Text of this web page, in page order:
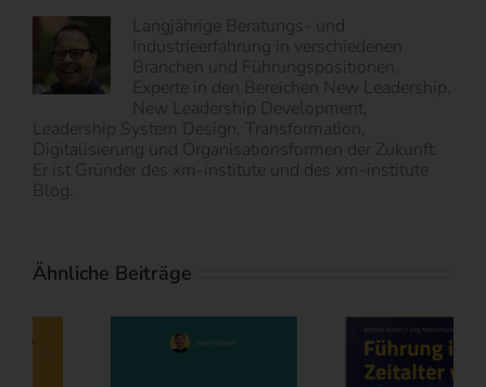
Langjährige Beratungs- und
Industrieerfahrung in verschiedenen
Branchen und Führungspositionen.
Experte in den Bereichen New Leadership,
New Leadership Development,
Leadership System Design, Transformation,
Digitalisierung und Organisationsformen der Zukunft.
Er ist Gründer des xm-institute und des xm-institute
Blog.
Ähnliche Beiträge